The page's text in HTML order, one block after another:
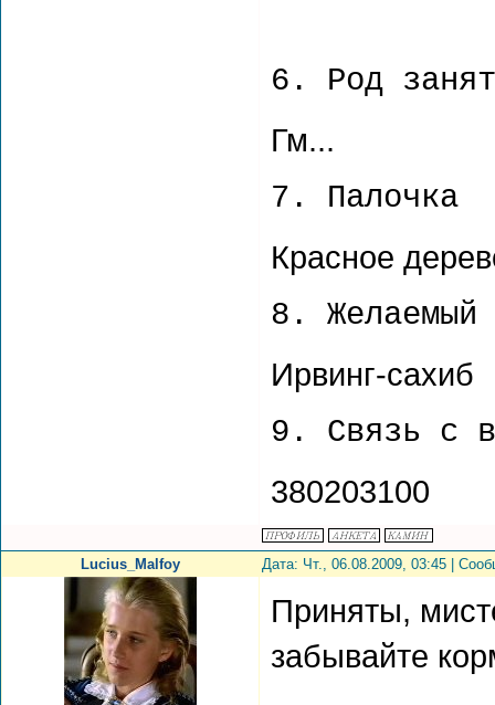
6. Род
Гм...
7. Палочка
Красное
8.
Ирвинг-сахиб
9. Связь с
380203100
Lucius_Malfoy Дата: Чт., 06.08.2009, 03:45 |
Приняты,
забывайте